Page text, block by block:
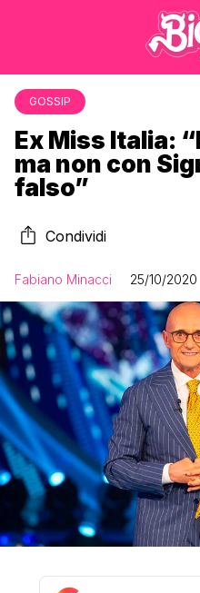
GOSSIP
Ex Miss Italia:
ma non con
falso”
Condividi
Fabiano Minacci 25/10/2020